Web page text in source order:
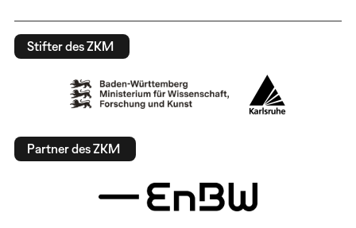
Stifter des ZKM
Partner des ZKM